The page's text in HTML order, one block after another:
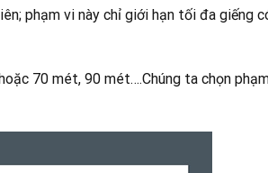
phạm vi này chỉ giới hạn tối đa giếng
70 mét, 90 mét….Chúng ta chọn